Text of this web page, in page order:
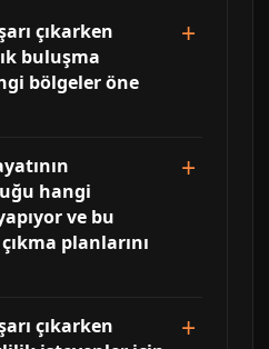
çıkarken
buluşma
bölgeler öne
hangi
ve bu
planlarını
çıkarken